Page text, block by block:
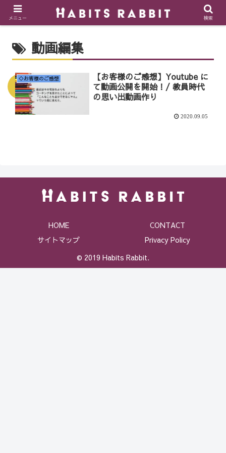
動画編集
◇お客様のご感想
【お客様のご感想】Youtube に
て動画公開を開始！/ 教員時代
の思い出動画作り
2020.09.05
HOME
CONTACT
サイトマップ
Privacy Policy
© 2019 Habits Rabbit.
メニュー 検索